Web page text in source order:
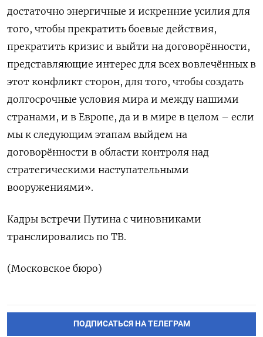
достаточно энергичные и искренние усилия для
того, чтобы прекратить боевые действия,
прекратить кризис и выйти на договорённости,
представляющие интерес для всех вовлечённых в
этот конфликт сторон, для того, чтобы создать
долгосрочные условия мира и между нашими
странами, и в Европе, да и в мире в целом – если
мы к следующим этапам выйдем на
договорённости в области контроля над
стратегическими наступательными
вооружениями».
Кадры встречи Путина с чиновниками
транслировались по ТВ.
(Московское бюро)
ПОДПИСАТЬСЯ НА ТЕЛЕГРАМ